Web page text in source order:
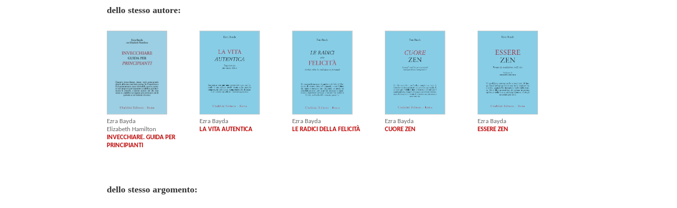
dello stesso autore:
Ezra Bayda
Elizabeth Hamilton
INVECCHIARE. GUIDA PER
PRINCIPIANTI
Ezra Bayda
LA VITA AUTENTICA
Ezra Bayda
LE RADICI DELLA FELICITÀ
Ezra Bayda
CUORE ZEN
Ezra Bayda
ESSERE ZEN
dello stesso argomento: